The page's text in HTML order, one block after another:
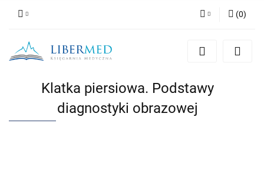
Zaloguj się
Zgody cookies
(0)
Klatka piersiowa. Podstawy
diagnostyki obrazowej